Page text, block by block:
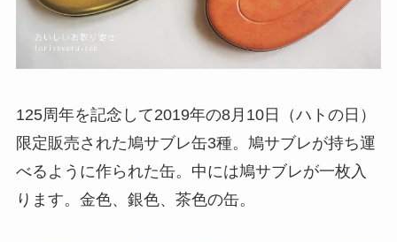
125周年を記念して2019年の8月10日（ハトの日）
限定販売された鳩サブレ缶3種。鳩サブレが持ち運
べるように作られた缶。中には鳩サブレが一枚入
ります。金色、銀色、茶色の缶。